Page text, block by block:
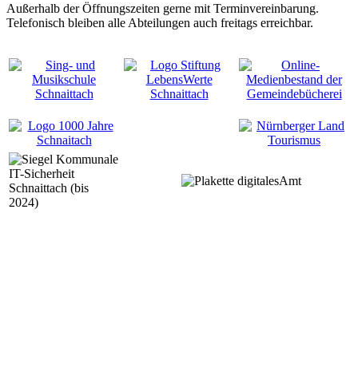
Außerhalb der Öffnungszeiten gerne mit Terminvereinbarung.
Telefonisch bleiben alle Abteilungen auch freitags erreichbar.